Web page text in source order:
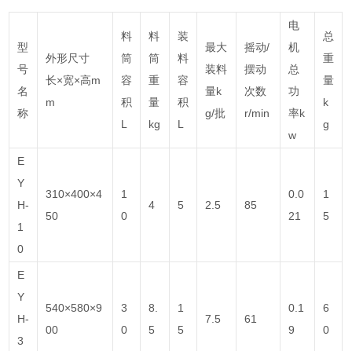
型
号
名
称
外形尺寸
长×宽×高m
m
料
筒
容
积
L
料
筒
重
量
kg
装
料
容
积
L
最大
装料
量k
g/批
摇动/
摆动
次数
r/min
电
机
总
功
率k
w
总
重
量
k
g
E
Y
H-
1
0
310×400×4
50
1
0
4 5 2.5 85
0.0
21
1
5
E
Y
H-
3
540×580×9
00
3
0
8.
5
1
5
7.5 61
0.1
9
6
0